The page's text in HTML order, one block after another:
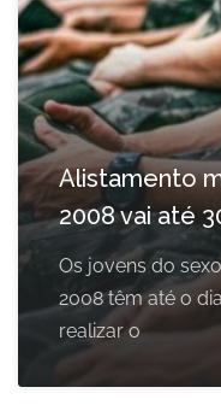
Alistamento
2008 vai até
Os jovens do
2008 têm até o
realizar o